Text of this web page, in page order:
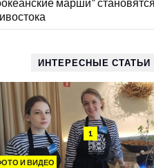
ИНТЕРЕСНЫЕ СТАТЬИ
1
И ВИДЕО